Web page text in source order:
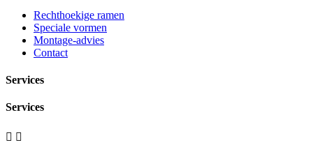
Rechthoekige ramen
Speciale vormen
Montage-advies
Contact
Services
Services
 